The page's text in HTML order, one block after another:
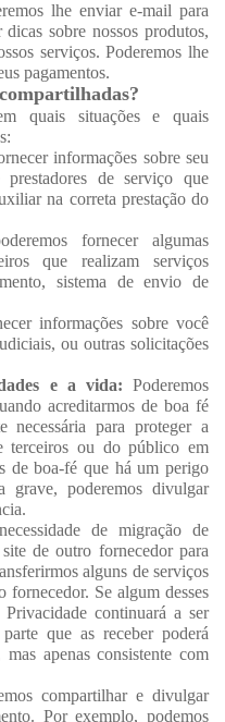
lhe enviar e-mail para
sobre nossos produtos,
serviços. Poderemos lhe
pagamentos.
quais situações e quais
informações sobre seu
de serviço que
na correta prestação do
fornecer algumas
que realizam serviços
sistema de envio de
informações sobre você
ou outras solicitações
e a vida: Poderemos
acreditarmos de boa fé
necessária para proteger a
terceiros ou do público em
de boa-fé que há um perigo
poderemos divulgar
de migração de
de outro fornecedor para
alguns de serviços
fornecedor. Se algum desses
continuará a ser
que as receber poderá
apenas consistente com
compartilhar e divulgar
Por exemplo, podemos